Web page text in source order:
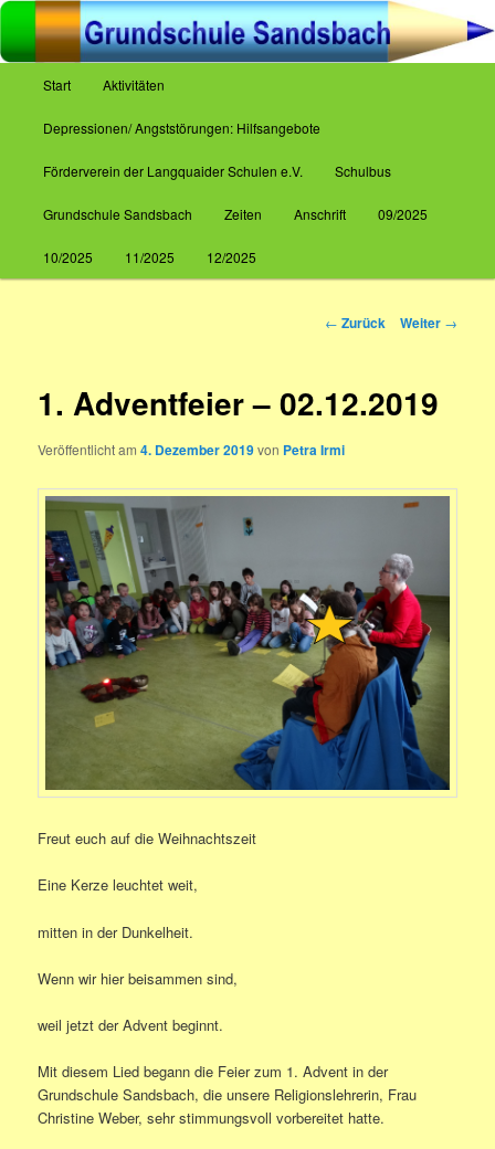
Zum
Inhalt
wechseln
Grundschule Sandsbach
Start Aktivitäten
Depressionen/ Angststörungen: Hilfsangebote
Förderverein der Langquaider Schulen e.V. Schulbus
Grundschule Sandsbach Zeiten Anschrift 09/2025
10/2025 11/2025 12/2025
Beitrags-
← Zurück Weiter →
1. Adventfeier – 02.12.2019
Veröffentlicht am4. Dezember 2019von Petra Irmi
Freut euch auf die Weihnachtszeit
Eine Kerze leuchtet weit,
mitten in der Dunkelheit.
Wenn wir hier beisammen sind,
weil jetzt der Advent beginnt.
Mit diesem Lied begann die Feier zum 1. Advent in der
Grundschule Sandsbach, die unsere Religionslehrerin, Frau
Christine Weber, sehr stimmungsvoll vorbereitet hatte.